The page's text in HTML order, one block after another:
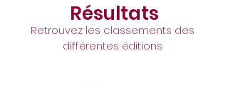
Résultats
Retrouvez les classements des
différentes éditions